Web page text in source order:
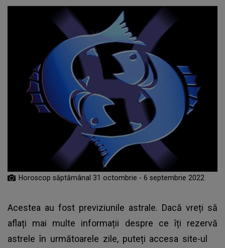
Horoscop săptămânal 31 octombrie - 6 septembrie 2022
Acestea au fost previziunile astrale. Dacă vreți să
aflați mai multe informații despre ce îți rezervă
astrele în următoarele zile, puteți accesa site-ul